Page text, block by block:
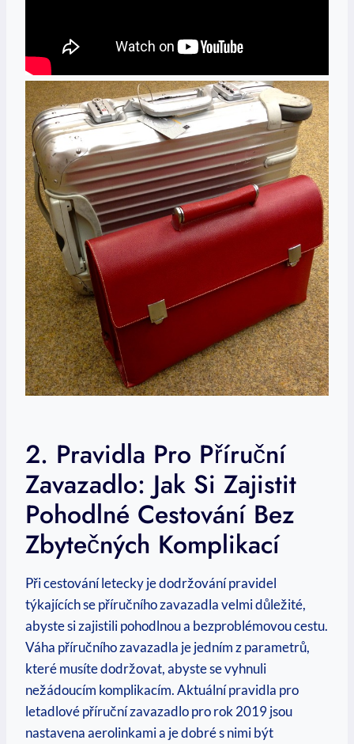
2. Pravidla Pro Příruční
Zavazadlo: Jak Si Zajistit
Pohodlné Cestování Bez
Zbytečných Komplikací
Při cestování letecky je dodržování pravidel
týkajících se příručního zavazadla velmi důležité,
abyste si zajistili pohodlnou a bezproblémovou cestu.
Váha příručního zavazadla je jedním z parametrů,
které musíte dodržovat, abyste se vyhnuli
nežádoucím komplikacím. Aktuální pravidla pro
letadlové příruční zavazadlo pro rok 2019 jsou
nastavena aerolinkami a je dobré s nimi být